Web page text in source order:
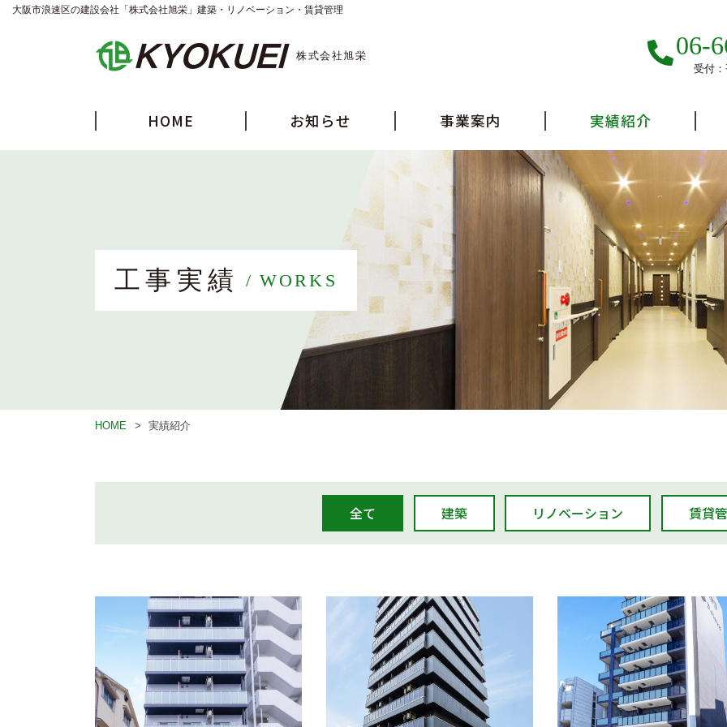
大阪市浪速区の建設会社「株式会社旭栄」建築・リノベーション・賃貸管理
株式会社旭栄 06-
受付
HOME お知らせ 事業案内 実績紹介
工事実績 WORKS
HOME 実績紹介
全て 建築 リノベーション 賃貸